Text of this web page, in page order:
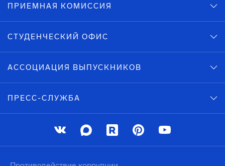
ПРИЕМНАЯ КОМИССИЯ
СТУДЕНЧЕСКИЙ ОФИС
АССОЦИАЦИЯ ВЫПУСКНИКОВ
ПРЕСС-СЛУЖБА